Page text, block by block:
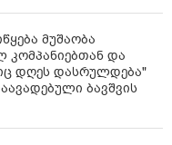
მუშაობა
კომპანიებთან და
დღეს დასრულდება"
ბავშვის